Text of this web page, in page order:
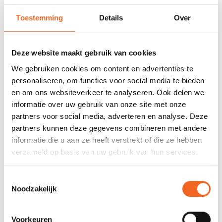
Toestemming Details Over
Deze website maakt gebruik van cookies
We gebruiken cookies om content en advertenties te
personaliseren, om functies voor social media te bieden
en om ons websiteverkeer te analyseren. Ook delen we
informatie over uw gebruik van onze site met onze
partners voor social media, adverteren en analyse. Deze
partners kunnen deze gegevens combineren met andere
informatie die u aan ze heeft verstrekt of die ze hebben
verzameld op basis van uw gebruik van hun services.
Noodzakelijk
Voorkeuren
WHETMAN DEKSEL
FLEXIBEL, ROND, 24 CM
KAJAK SPORT DEKSEL
CLICK-ON, OVAAL, 44/26
KAJAK SPORT DEKSEL
WHETMAN DEKSEL
FLEXIBEL, OVAAL, 44/26
€50,00